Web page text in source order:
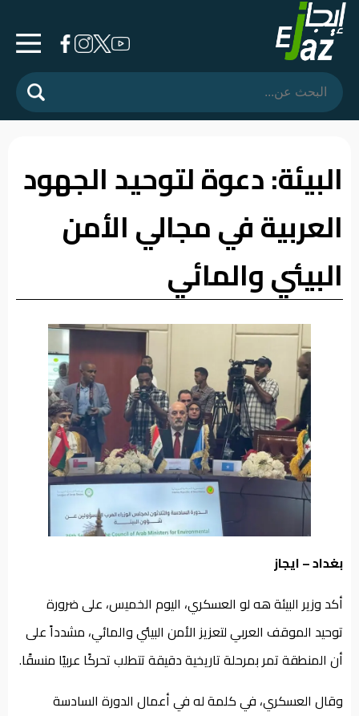
الرئيسية
المشهد
فرشة
الأسواق
وموقف
الفيديوهات
البيئة: دعوة لتوحيد الجهود
العربية في مجالي الأمن
البيئي والمائي
بغداد – ايجاز
أكد وزير البيئة هه لو العسكري، اليوم الخميس، على ضرورة
توحيد الموقف العربي لتعزيز الأمن البيئي والمائي، مشدداً على
أن المنطقة تمر بمرحلة تاريخية دقيقة تتطلب تحركًا عربيًا منسقًا.
وقال العسكري، في كلمة له في أعمال الدورة السادسة